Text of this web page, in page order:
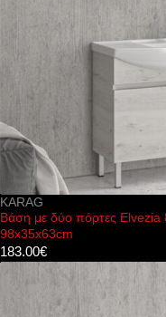
KARAG
Βάση με δύο πόρτες
98x35x63cm
183.00€